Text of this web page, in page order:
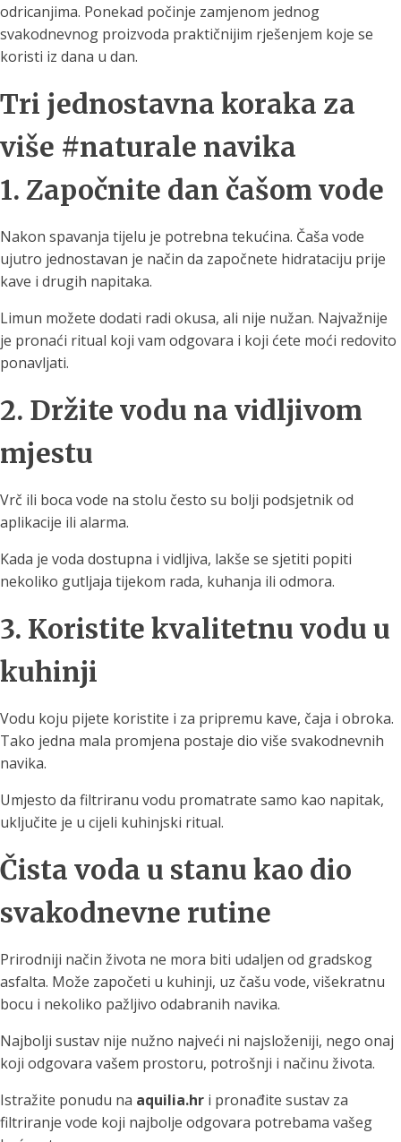
odricanjima. Ponekad počinje zamjenom jednog
svakodnevnog proizvoda praktičnijim rješenjem koje se
koristi iz dana u dan.
Tri jednostavna koraka za
više #naturale navika
1. Započnite dan čašom vode
Nakon spavanja tijelu je potrebna tekućina. Čaša vode
ujutro jednostavan je način da započnete hidrataciju prije
kave i drugih napitaka.
Limun možete dodati radi okusa, ali nije nužan. Najvažnije
je pronaći ritual koji vam odgovara i koji ćete moći redovito
ponavljati.
2. Držite vodu na vidljivom
mjestu
Vrč ili boca vode na stolu često su bolji podsjetnik od
aplikacije ili alarma.
Kada je voda dostupna i vidljiva, lakše se sjetiti popiti
nekoliko gutljaja tijekom rada, kuhanja ili odmora.
3. Koristite kvalitetnu vodu u
kuhinji
Vodu koju pijete koristite i za pripremu kave, čaja i obroka.
Tako jedna mala promjena postaje dio više svakodnevnih
navika.
Umjesto da filtriranu vodu promatrate samo kao napitak,
uključite je u cijeli kuhinjski ritual.
Čista voda u stanu kao dio
svakodnevne rutine
Prirodniji način života ne mora biti udaljen od gradskog
asfalta. Može započeti u kuhinji, uz čašu vode, višekratnu
bocu i nekoliko pažljivo odabranih navika.
Najbolji sustav nije nužno najveći ni najsloženiji, nego onaj
koji odgovara vašem prostoru, potrošnji i načinu života.
Istražite ponudu na aquilia.hr i pronađite sustav za
filtriranje vode koji najbolje odgovara potrebama vašeg